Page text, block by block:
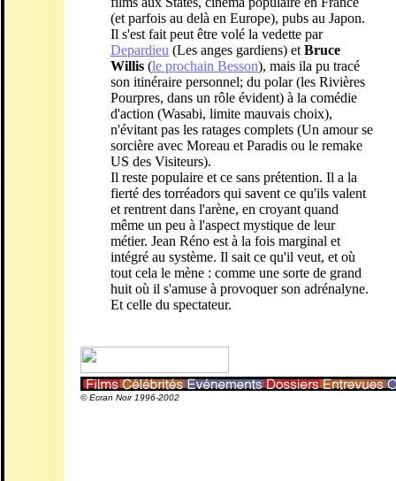
(et parfois au delà en Europe), pubs au Japon.
Il s'est fait peut être volé la vedette par
Depardieu (Les anges gardiens) et Bruce
Willis (le prochain Besson), mais ila pu tracé
son itinéraire personnel; du polar (les Rivières
Pourpres, dans un rôle évident) à la comédie
d'action (Wasabi, limite mauvais choix),
n'évitant pas les ratages complets (Un amour se
sorcière avec Moreau et Paradis ou le remake
US des Visiteurs).
Il reste populaire et ce sans prétention. Il a la
fierté des torréadors qui savent ce qu'ils valent
et rentrent dans l'arène, en croyant quand
même un peu à l'aspect mystique de leur
métier. Jean Réno est à la fois marginal et
intégré au système. Il sait ce qu'il veut, et où
tout cela le mène : comme une sorte de grand
huit où il s'amuse à provoquer son adrénalyne.
Et celle du spectateur.
© Ecran Noir 1996-2002